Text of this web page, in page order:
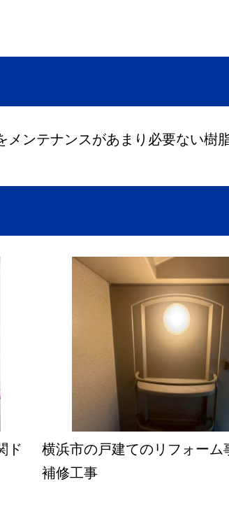
ンテナンスがあまり必要ない樹
ド
横浜市の戸建てのリフォーム
補修工事